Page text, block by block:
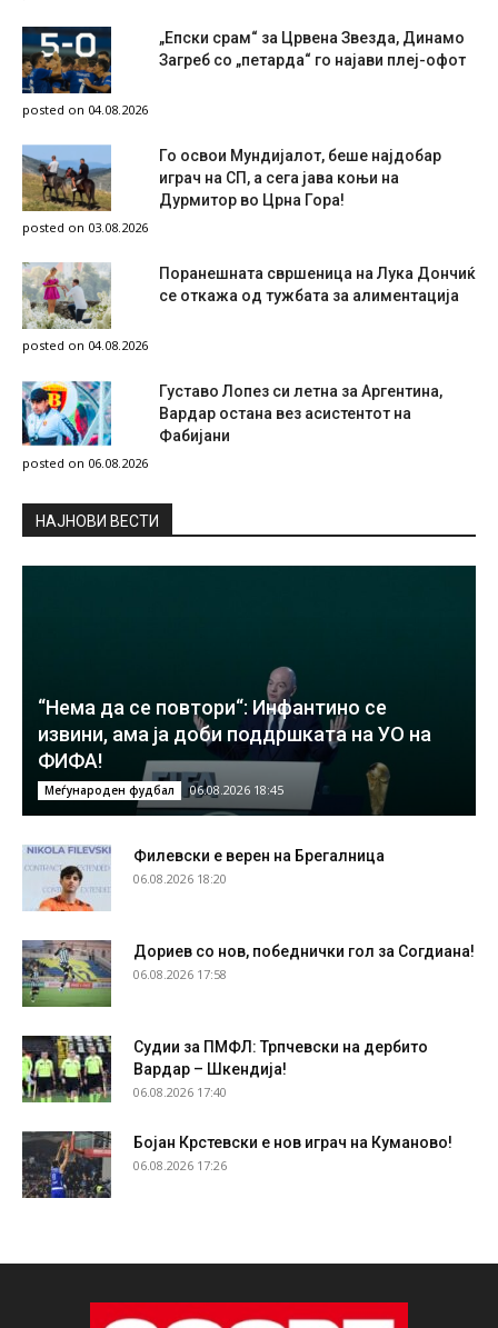
„Епски срам“ за Црвена Звезда, Динамо
Загреб со „петарда“ го најави плеј-офот
posted on 04.08.2026
Го освои Мундијалот, беше најдобар
играч на СП, а сега јава коњи на
Дурмитор во Црна Гора!
posted on 03.08.2026
Поранешната свршеница на Лука Дончиќ
се откажа од тужбата за алиментација
posted on 04.08.2026
Густаво Лопез си летна за Аргентина,
Вардар остана вез асистентот на
Фабијани
posted on 06.08.2026
НAЈНОВИ ВЕСТИ
“Нема да се повтори“: Инфантино се
извини, ама ја доби поддршката на УО на
ФИФА!
Меѓународен фудбал 06.08.2026 18:45
Филевски е верен на Брегалница
06.08.2026 18:20
Дориев со нов, победнички гол за Согдиана!
06.08.2026 17:58
Судии за ПМФЛ: Трпчевски на дербито
Вардар – Шкендија!
06.08.2026 17:40
Бојан Крстевски е нов играч на Куманово!
06.08.2026 17:26